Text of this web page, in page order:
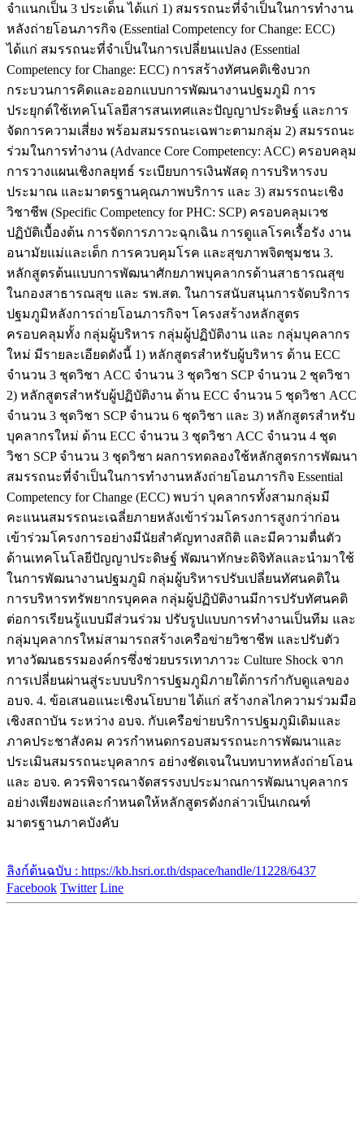
จำแนกเป็น 3 ประเด็น ได้แก่ 1) สมรรถนะที่จำเป็นในการทำงาน
หลังถ่ายโอนภารกิจ (Essential Competency for Change: ECC)
ได้แก่ สมรรถนะที่จำเป็นในการเปลี่ยนแปลง (Essential
Competency for Change: ECC) การสร้างทัศนคติเชิงบวก
กระบวนการคิดและออกแบบการพัฒนางานปฐมภูมิ การ
ประยุกต์ใช้เทคโนโลยีสารสนเทศและปัญญาประดิษฐ์ และการ
จัดการความเสี่ยง พร้อมสมรรถนะเฉพาะตามกลุ่ม 2) สมรรถนะ
ร่วมในการทำงาน (Advance Core Competency: ACC) ครอบคลุม
การวางแผนเชิงกลยุทธ์ ระเบียบการเงินพัสดุ การบริหารงบ
ประมาณ และมาตรฐานคุณภาพบริการ และ 3) สมรรถนะเชิง
วิชาชีพ (Specific Competency for PHC: SCP) ครอบคลุมเวช
ปฏิบัติเบื้องต้น การจัดการภาวะฉุกเฉิน การดูแลโรคเรื้อรัง งาน
อนามัยแม่และเด็ก การควบคุมโรค และสุขภาพจิตชุมชน 3.
หลักสูตรต้นแบบการพัฒนาศักยภาพบุคลากรด้านสาธารณสุข
ในกองสาธารณสุข และ รพ.สต. ในการสนับสนุนการจัดบริการ
ปฐมภูมิหลังการถ่ายโอนภารกิจฯ โครงสร้างหลักสูตร
ครอบคลุมทั้ง กลุ่มผู้บริหาร กลุ่มผู้ปฏิบัติงาน และ กลุ่มบุคลากร
ใหม่ มีรายละเอียดดังนี้ 1) หลักสูตรสำหรับผู้บริหาร ด้าน ECC
จำนวน 3 ชุดวิชา ACC จำนวน 3 ชุดวิชา SCP จำนวน 2 ชุดวิชา
2) หลักสูตรสำหรับผู้ปฏิบัติงาน ด้าน ECC จำนวน 5 ชุดวิชา ACC
จำนวน 3 ชุดวิชา SCP จำนวน 6 ชุดวิชา และ 3) หลักสูตรสำหรับ
บุคลากรใหม่ ด้าน ECC จำนวน 3 ชุดวิชา ACC จำนวน 4 ชุด
วิชา SCP จำนวน 3 ชุดวิชา ผลการทดลองใช้หลักสูตรการพัฒนา
สมรรถนะที่จำเป็นในการทำงานหลังถ่ายโอนภารกิจ Essential
Competency for Change (ECC) พบว่า บุคลากรทั้งสามกลุ่มมี
คะแนนสมรรถนะเฉลี่ยภายหลังเข้าร่วมโครงการสูงกว่าก่อน
เข้าร่วมโครงการอย่างมีนัยสำคัญทางสถิติ และมีความตื่นตัว
ด้านเทคโนโลยีปัญญาประดิษฐ์ พัฒนาทักษะดิจิทัลและนำมาใช้
ในการพัฒนางานปฐมภูมิ กลุ่มผู้บริหารปรับเปลี่ยนทัศนคติใน
การบริหารทรัพยากรบุคคล กลุ่มผู้ปฏิบัติงานมีการปรับทัศนคติ
ต่อการเรียนรู้แบบมีส่วนร่วม ปรับรูปแบบการทำงานเป็นทีม และ
กลุ่มบุคลากรใหม่สามารถสร้างเครือข่ายวิชาชีพ และปรับตัว
ทางวัฒนธรรมองค์กรซึ่งช่วยบรรเทาภาวะ Culture Shock จาก
การเปลี่ยนผ่านสู่ระบบบริการปฐมภูมิภายใต้การกำกับดูแลของ
อบจ. 4. ข้อเสนอแนะเชิงนโยบาย ได้แก่ สร้างกลไกความร่วมมือ
เชิงสถาบัน ระหว่าง อบจ. กับเครือข่ายบริการปฐมภูมิเดิมและ
ภาคประชาสังคม ควรกำหนดกรอบสมรรถนะการพัฒนาและ
ประเมินสมรรถนะบุคลากร อย่างชัดเจนในบทบาทหลังถ่ายโอน
และ อบจ. ควรพิจารณาจัดสรรงบประมาณการพัฒนาบุคลากร
อย่างเพียงพอและกำหนดให้หลักสูตรดังกล่าวเป็นเกณฑ์
มาตรฐานภาคบังคับ
ลิงก์ต้นฉบับ : https://kb.hsri.or.th/dspace/handle/11228/6437
Facebook Twitter Line